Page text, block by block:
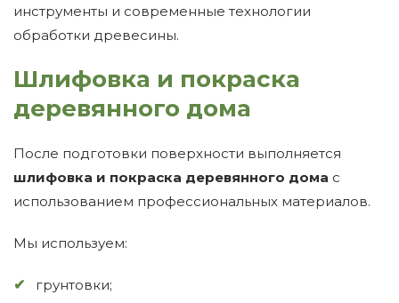
инструменты и современные технологии
обработки древесины.
Шлифовка и покраска
деревянного дома
После подготовки поверхности выполняется
шлифовка и покраска деревянного дома с
использованием профессиональных материалов.
Мы используем:
грунтовки;